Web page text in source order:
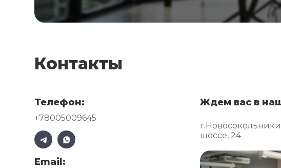
Контакты
Телефон:
+78005009645
Email:
Ждем вас в
шоссе, 24